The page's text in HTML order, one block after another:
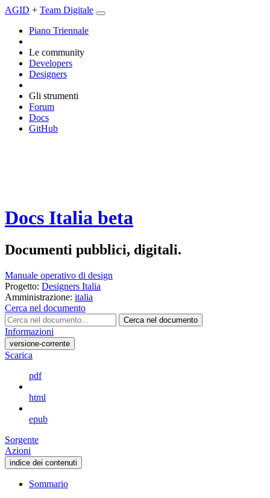
AGID + Team Digitale
Piano Triennale
Le community
Developers
Designers
Gli strumenti
Forum
Docs
GitHub
Docs Italia beta
Documenti pubblici, digitali.
Manuale operativo di design
Progetto: Designers Italia
Amministrazione: italia
Cerca nel documento
Cerca nel documento
Informazioni
versione-corrente
Scarica
pdf
html
epub
Sorgente
Azioni
indice dei contenuti
Sommario